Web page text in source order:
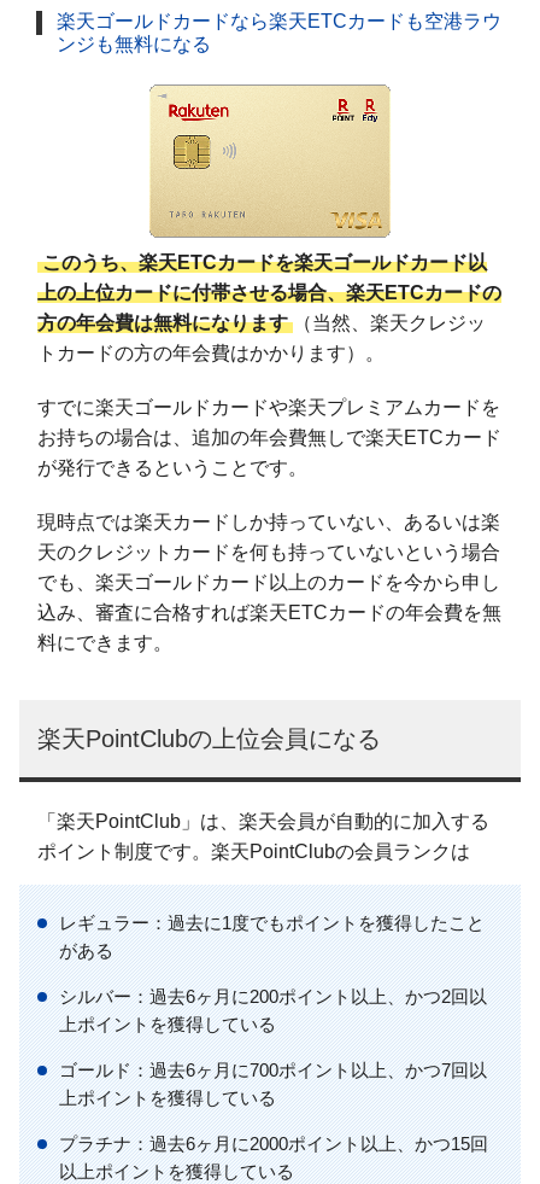
楽天ゴールドカードなら楽天ETCカードも空港ラウ
ンジも無料になる
このうち、楽天ETCカードを楽天ゴールドカード以
上の上位カードに付帯させる場合、楽天ETCカードの
方の年会費は無料になります
（当然、楽天クレジッ
トカードの方の年会費はかかります）。
すでに楽天ゴールドカードや楽天プレミアムカードを
お持ちの場合は、追加の年会費無しで楽天ETCカード
が発行できるということです。
現時点では楽天カードしか持っていない、あるいは楽
天のクレジットカードを何も持っていないという場合
でも、楽天ゴールドカード以上のカードを今から申し
込み、審査に合格すれば楽天ETCカードの年会費を無
料にできます。
楽天PointClubの上位会員になる
「楽天PointClub」は、楽天会員が自動的に加入する
ポイント制度です。楽天PointClubの会員ランクは
レギュラー：過去に1度でもポイントを獲得したこと
がある
シルバー：過去6ヶ月に200ポイント以上、かつ2回以
上ポイントを獲得している
ゴールド：過去6ヶ月に700ポイント以上、かつ7回以
上ポイントを獲得している
プラチナ：過去6ヶ月に2000ポイント以上、かつ15回
以上ポイントを獲得している